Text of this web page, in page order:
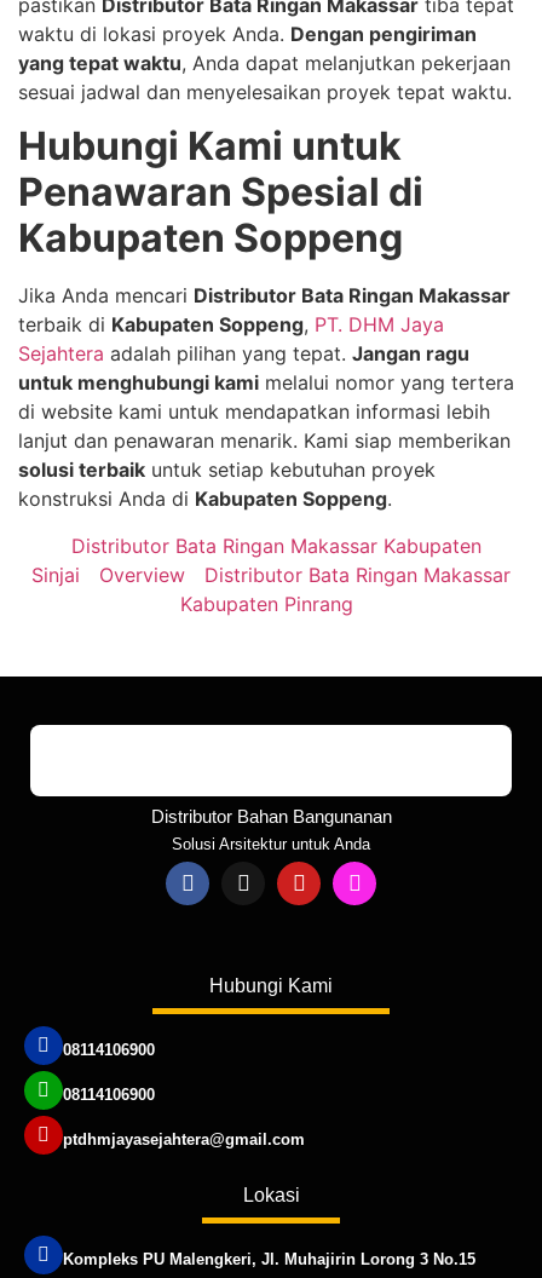
waktu di lokasi proyek Anda. Dengan pengiriman
yang tepat waktu, Anda dapat melanjutkan pekerjaan
sesuai jadwal dan menyelesaikan proyek tepat waktu.
Hubungi Kami untuk
Penawaran Spesial di
Kabupaten Soppeng
Jika Anda mencari Distributor Bata Ringan Makassar
terbaik di Kabupaten Soppeng, PT. DHM Jaya
Sejahtera adalah pilihan yang tepat. Jangan ragu
untuk menghubungi kami melalui nomor yang tertera
di website kami untuk mendapatkan informasi lebih
lanjut dan penawaran menarik. Kami siap memberikan
solusi terbaik untuk setiap kebutuhan proyek
konstruksi Anda di Kabupaten Soppeng.
Distributor Bata Ringan Makassar Kabupaten
Sinjai
Overview
Distributor Bata Ringan Makassar
Kabupaten Pinrang
Distributor Bahan Bangunanan
Solusi Arsitektur untuk Anda
Hubungi Kami
08114106900
08114106900
ptdhmjayasejahtera@gmail.com
Lokasi
Kompleks PU Malengkeri, Jl. Muhajirin Lorong 3 No.15